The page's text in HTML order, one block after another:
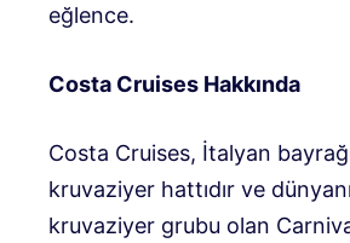
eğlence.
Costa Cruises Hakkında
Costa Cruises, İtalyan
kruvaziyer hattıdır ve
kruvaziyer grubu olan